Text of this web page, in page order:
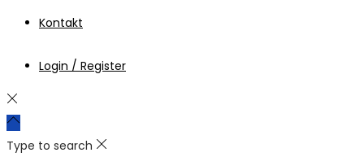
Kontakt
Login / Register
Type to search